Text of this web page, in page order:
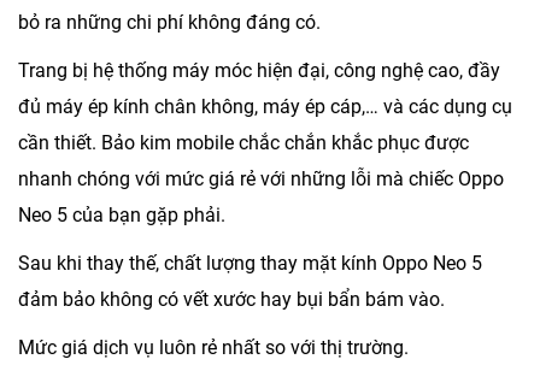
bỏ ra những chi phí không đáng có.
Trang bị hệ thống máy móc hiện đại, công nghệ cao, đầy
đủ máy ép kính chân không, máy ép cáp,… và các dụng cụ
cần thiết. Bảo kim mobile chắc chắn khắc phục được
nhanh chóng với mức giá rẻ với những lỗi mà chiếc Oppo
Neo 5 của bạn gặp phải.
Sau khi thay thế, chất lượng thay mặt kính Oppo Neo 5
đảm bảo không có vết xước hay bụi bẩn bám vào.
Mức giá dịch vụ luôn rẻ nhất so với thị trường.